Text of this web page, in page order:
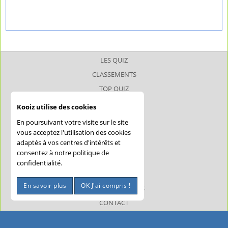
LES QUIZ
CLASSEMENTS
TOP QUIZ
JOKERQUIZ
AIDE
CONFIDENTIALITÉ
MENTIONS LÉGALES
CONTACT
Kooiz utilise des cookies
En poursuivant votre visite sur le site
vous acceptez l'utilisation des cookies
adaptés à vos centres d'intérêts et
consentez à notre politique de
confidentialité.
En savoir plus OK J'ai compris !